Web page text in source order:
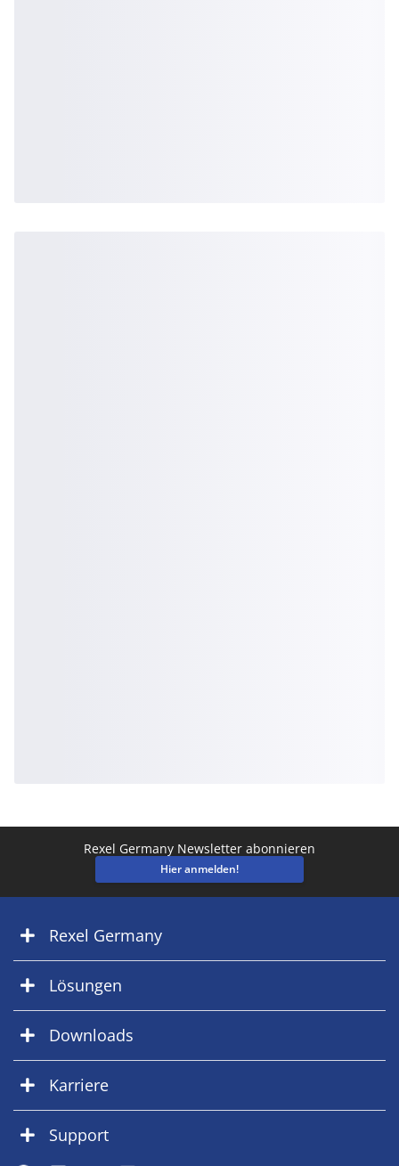
Rexel Germany Newsletter abonnieren
Hier anmelden!
Rexel Germany
Lösungen
Downloads
Karriere
Support